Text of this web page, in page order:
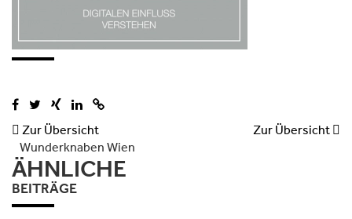
 Zur Übersicht Zur Übersicht 
Wunderknaben Wien
ÄHNLICHE
BEITRÄGE